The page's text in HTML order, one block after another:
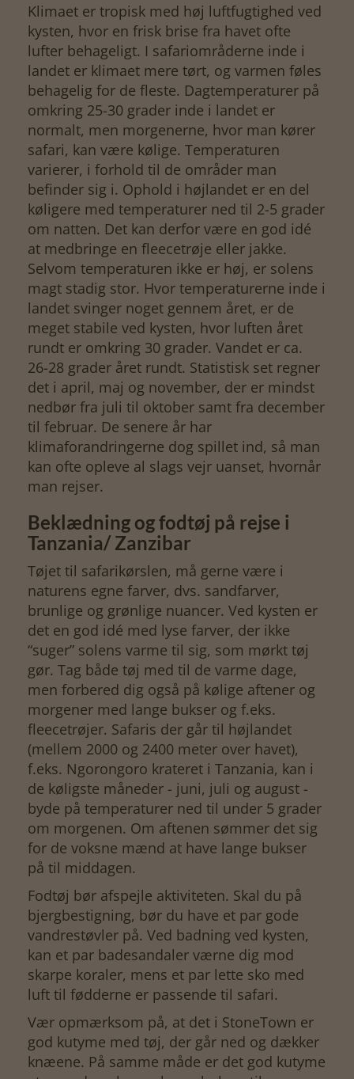
Klimaet er tropisk med høj luftfugtighed ved
kysten, hvor en frisk brise fra havet ofte
lufter behageligt. I safariområderne inde i
landet er klimaet mere tørt, og varmen føles
behagelig for de fleste. Dagtemperaturer på
omkring 25-30 grader inde i landet er
normalt, men morgenerne, hvor man kører
safari, kan være kølige. Temperaturen
varierer, i forhold til de områder man
befinder sig i. Ophold i højlandet er en del
køligere med temperaturer ned til 2-5 grader
om natten. Det kan derfor være en god idé
at medbringe en fleecetrøje eller jakke.
Selvom temperaturen ikke er høj, er solens
magt stadig stor. Hvor temperaturerne inde i
landet svinger noget gennem året, er de
meget stabile ved kysten, hvor luften året
rundt er omkring 30 grader. Vandet er ca.
26-28 grader året rundt. Statistisk set regner
det i april, maj og november, der er mindst
nedbør fra juli til oktober samt fra december
til februar. De senere år har
klimaforandringerne dog spillet ind, så man
kan ofte opleve al slags vejr uanset, hvornår
man rejser.
Beklædning og fodtøj på rejse i
Tanzania/ Zanzibar
Tøjet til safarikørslen, må gerne være i
naturens egne farver, dvs. sandfarver,
brunlige og grønlige nuancer. Ved kysten er
det en god idé med lyse farver, der ikke
“suger” solens varme til sig, som mørkt tøj
gør. Tag både tøj med til de varme dage,
men forbered dig også på kølige aftener og
morgener med lange bukser og f.eks.
fleecetrøjer. Safaris der går til højlandet
(mellem 2000 og 2400 meter over havet),
f.eks. Ngorongoro krateret i Tanzania, kan i
de køligste måneder - juni, juli og august -
byde på temperaturer ned til under 5 grader
om morgenen. Om aftenen sømmer det sig
for de voksne mænd at have lange bukser
på til middagen.
Fodtøj bør afspejle aktiviteten. Skal du på
bjergbestigning, bør du have et par gode
vandrestøvler på. Ved badning ved kysten,
kan et par badesandaler værne dig mod
skarpe koraler, mens et par lette sko med
luft til fødderne er passende til safari.
Vær opmærksom på, at det i StoneTown er
god kutyme med tøj, der går ned og dækker
knæene. På samme måde er det god kutyme